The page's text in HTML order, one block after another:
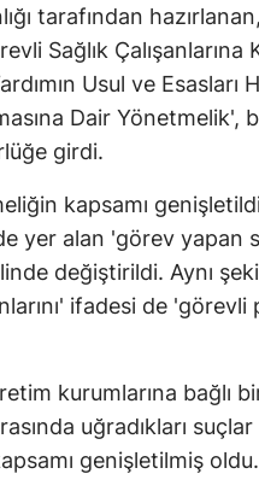
tarafından
Sağlık Çalışanlarına
Usul ve Esasları
Dair Yönetmelik',
girdi.
kapsamı
alan 'görev yapan
değiştirildi. Aynı
ifadesi de
kurumlarına bağlı
uğradıkları
genişletilmiş oldu.